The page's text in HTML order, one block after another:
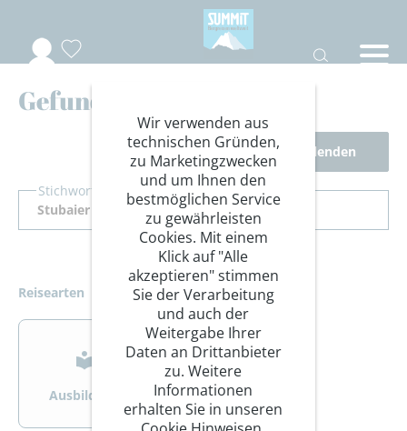
Gefundene Reisen
Filter ausblenden
Stichwort Suche
Reisearten
>
Ausbildung
>
Bergsteigen
Wir verwenden aus
technischen Gründen,
zu Marketingzwecken
und um Ihnen den
bestmöglichen Service
zu gewährleisten
Cookies. Mit einem
Klick auf "Alle
akzeptieren" stimmen
Sie der Verarbeitung
und auch der
Weitergabe Ihrer
Daten an Drittanbieter
zu. Weitere
Informationen
erhalten Sie in unseren